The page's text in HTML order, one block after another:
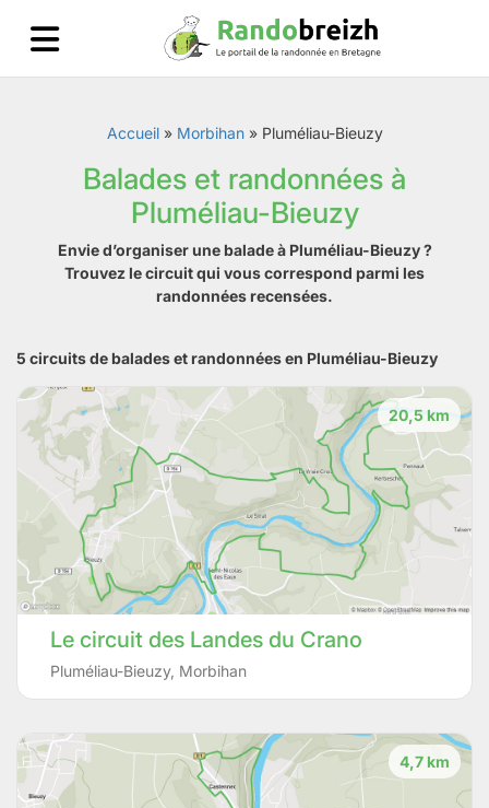
Accueil» Morbihan» Pluméliau-Bieuzy
Balades et randonnées à
Pluméliau-Bieuzy
Envie d’organiser une balade à Pluméliau-Bieuzy ?
Trouvez le circuit qui vous correspond parmi les
randonnées recensées.
5 circuits de balades et randonnées en Pluméliau-Bieuzy
20,5 km
Le circuit des Landes du Crano
Pluméliau-Bieuzy, Morbihan
4,7 km